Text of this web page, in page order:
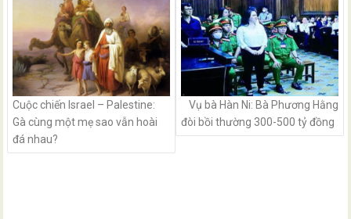
Cuộc chiến Israel – Palestine:
Gà cùng một mẹ sao vẫn hoài
đá nhau?
Vụ bà Hàn Ni: Bà Phương Hằng
đòi bồi thường 300-500 tỷ đồng